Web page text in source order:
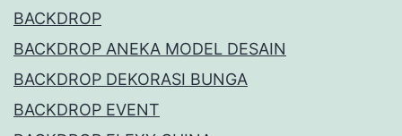
BACKDROP
BACKDROP ANEKA MODEL DESAIN
BACKDROP DEKORASI BUNGA
BACKDROP EVENT